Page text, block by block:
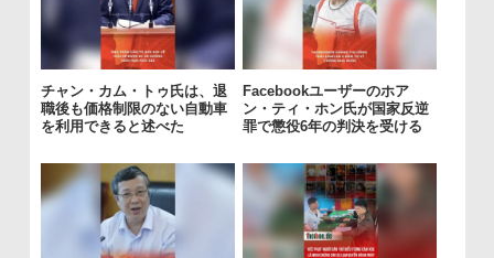
チャン・カム・トゥ氏は、退
職後も価格制限のない自動車
を利用できると述べた
Facebookユーザーのホア
ン・ティ・ホン氏が国家反逆
罪で懲役6年の判決を受ける